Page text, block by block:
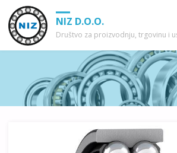
NIZ D.O.O.
Društvo za proizvodnju, trgovinu i